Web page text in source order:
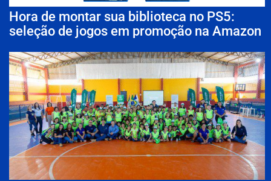
Hora de montar sua biblioteca no PS5:
seleção de jogos em promoção na Amazon